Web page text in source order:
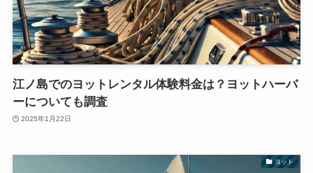
江ノ島でのヨットレンタル体験料金は？ヨットハーバ
ーについても調査
2025年1月22日
ヨット